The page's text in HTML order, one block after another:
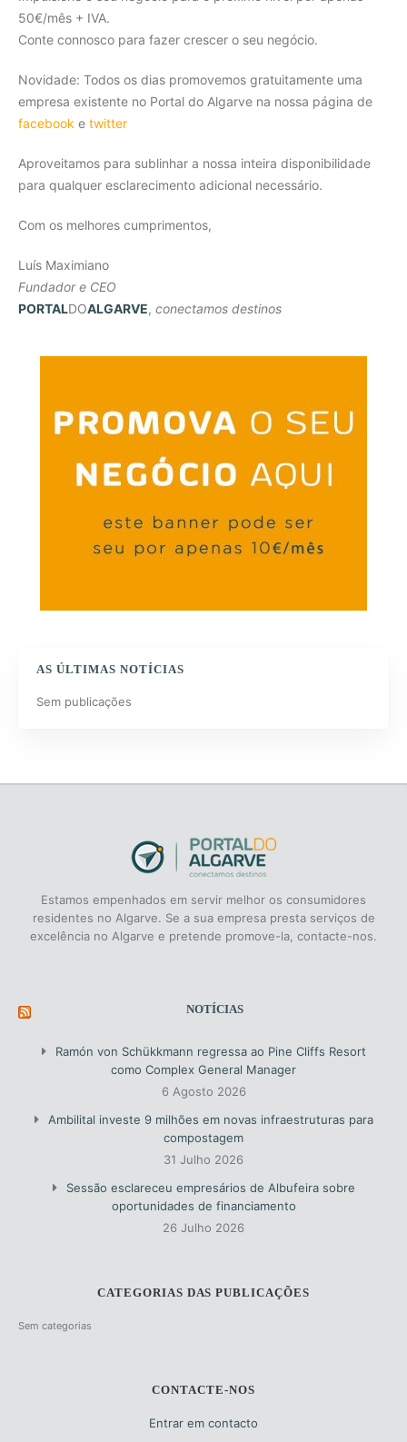
50€/mês + IVA.
Conte connosco para fazer crescer o seu negócio.
Novidade: Todos os dias promovemos gratuitamente uma
empresa existente no Portal do Algarve na nossa página de
facebook e twitter
Aproveitamos para sublinhar a nossa inteira disponibilidade
para qualquer esclarecimento adicional necessário.
Com os melhores cumprimentos,
Luís Maximiano
Fundador e CEO
PORTALDOALGARVE, conectamos destinos
AS ÚLTIMAS NOTÍCIAS
Sem publicações
Estamos empenhados em servir melhor os consumidores
residentes no Algarve. Se a sua empresa presta serviços de
excelência no Algarve e pretende promove-la, contacte-nos.
NOTÍCIAS
Ramón von Schükkmann regressa ao Pine Cliffs Resort
como Complex General Manager
6 Agosto 2026
Ambilital investe 9 milhões em novas infraestruturas para
compostagem
31 Julho 2026
Sessão esclareceu empresários de Albufeira sobre
oportunidades de financiamento
26 Julho 2026
CATEGORIAS DAS PUBLICAÇÕES
Sem categorias
CONTACTE-NOS
Entrar em contacto